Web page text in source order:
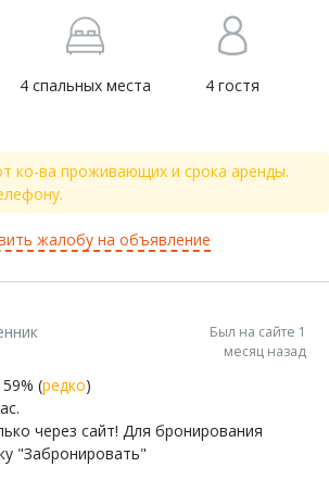
4 спальных места 4 гостя
ко-ва проживающих и срока аренды.
жалобу на объявление
Был на сайте 1
месяц назад
(редко)
через сайт! Для бронирования
"Забронировать"